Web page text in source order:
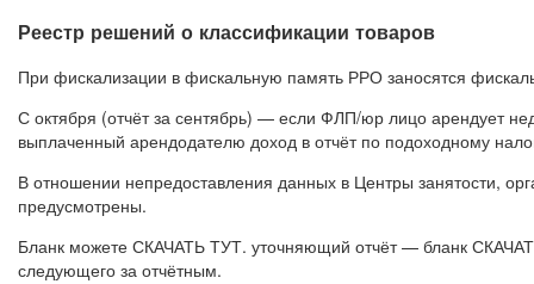
Реестр решений о классификации товаров
При фискализации в фискальную память РРО заносятся
С октября (отчёт за сентябрь) — если ФЛП/юр лицо арендует
выплаченный арендодателю доход в отчёт по подоходному
В отношении непредоставления данных в Центры занятости,
предусмотрены.
Бланк можете СКАЧАТЬ ТУТ. уточняющий отчёт — бланк
следующего за отчётным.